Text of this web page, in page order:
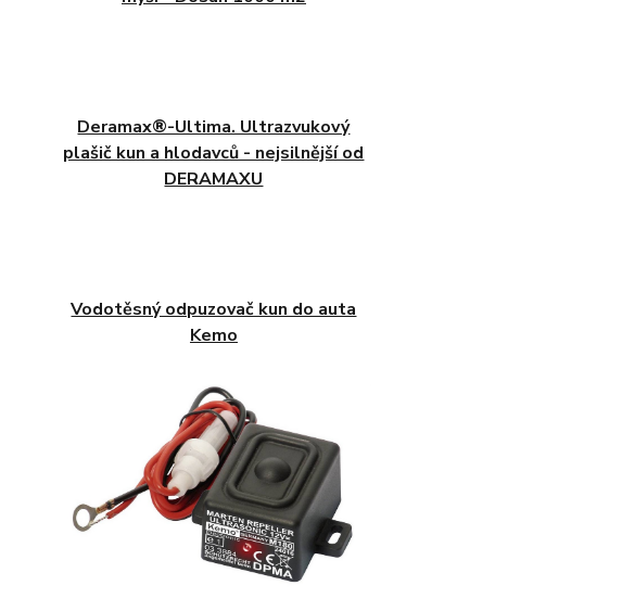
Deramax®-Ultima. Ultrazvukový
plašič kun a hlodavců - nejsilnější od
DERAMAXU
Vodotěsný odpuzovač kun do auta
Kemo